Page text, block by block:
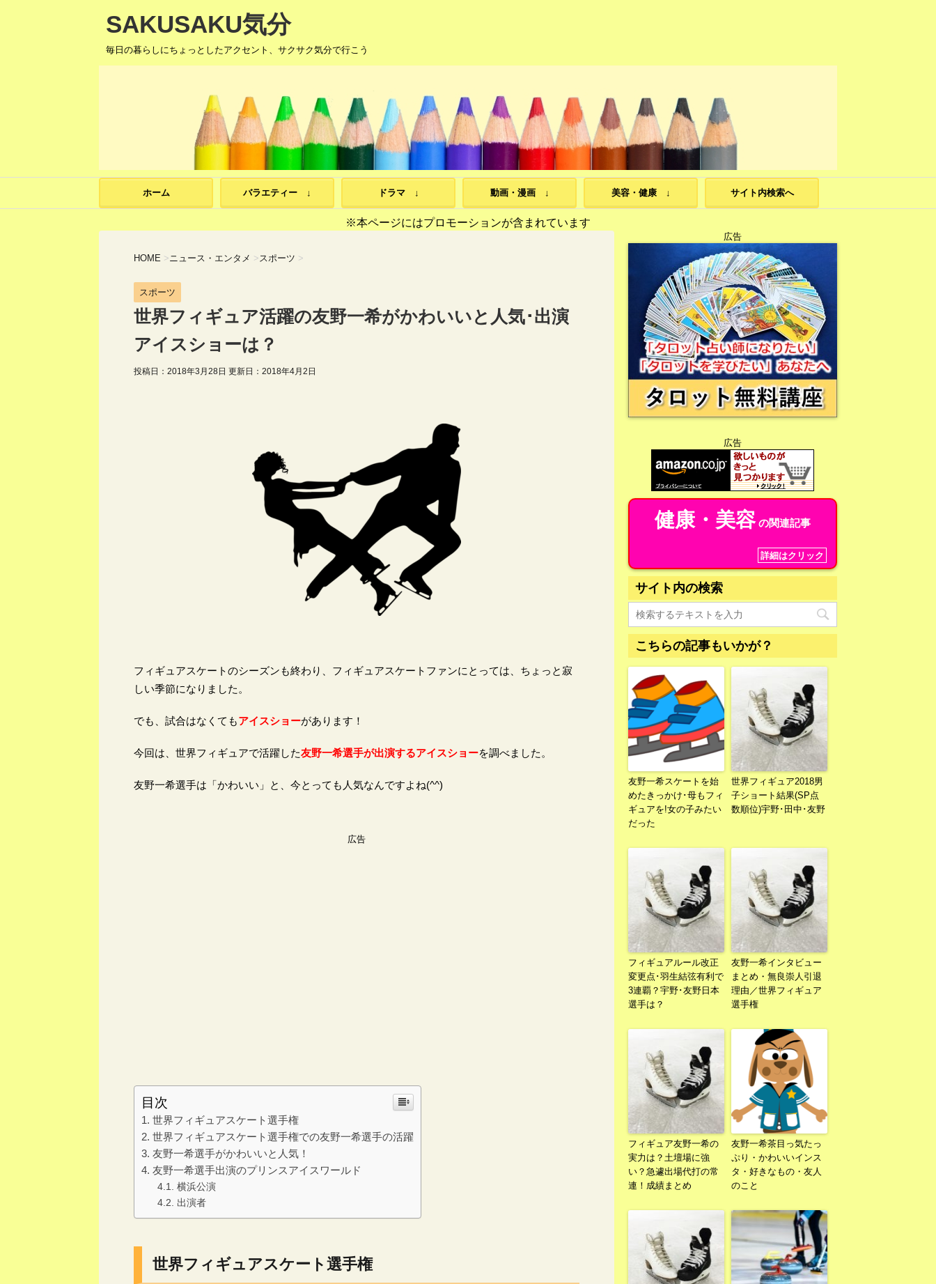
SAKUSAKU気分
毎日の暮らしにちょっとしたアクセント、サクサク気分で行こう
ホーム バラエティー ↓ ドラマ ↓ 動画・漫画 ↓ 美容・健康 ↓ サイト内検索へ
※本ページにはプロモーションが含まれています
HOME >ニュース・エンタメ >スポーツ >
スポーツ
世界フィギュア活躍の友野一希がかわいいと人気･出演
アイスショーは？
投稿日：2018年3月28日 更新日： 2018年4月2日
フィギュアスケートのシーズンも終わり、フィギュアスケートファンにとっては、ちょっと寂
しい季節になりました。
でも、試合はなくてもアイスショーがあります！
今回は、世界フィギュアで活躍した友野一希選手が出演するアイスショーを調べました。
友野一希選手は「かわいい」と、今とっても人気なんですよね(^^)
広告
目次
世界フィギュアスケート選手権
世界フィギュアスケート選手権での友野一希選手の活躍
友野一希選手がかわいいと人気！
友野一希選手出演のプリンスアイスワールド
横浜公演
出演者
世界フィギュアスケート選手権
広告
広告
健康・美容の関連記事
詳細はクリック
サイト内の検索
こちらの記事もいかが？
友野一希スケートを始
めたきっかけ･母もフィ
ギュアを!女の子みたい
だった
世界フィギュア2018男
子ショート結果(SP点
数順位)宇野･田中･友野
フィギュアルール改正
変更点･羽生結弦有利で
3連覇？宇野･友野日本
選手は？
友野一希インタビュー
まとめ・無良崇人引退
理由／世界フィギュア
選手権
フィギュア友野一希の
実力は？土壇場に強
い？急遽出場代打の常
連！成績まとめ
友野一希茶目っ気たっ
ぷり・かわいいインス
タ・好きなもの・友人
のこと